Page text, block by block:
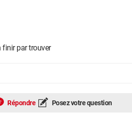
finir par trouver
Répondre Posez votre question